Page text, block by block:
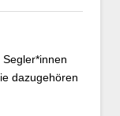
dazugehören